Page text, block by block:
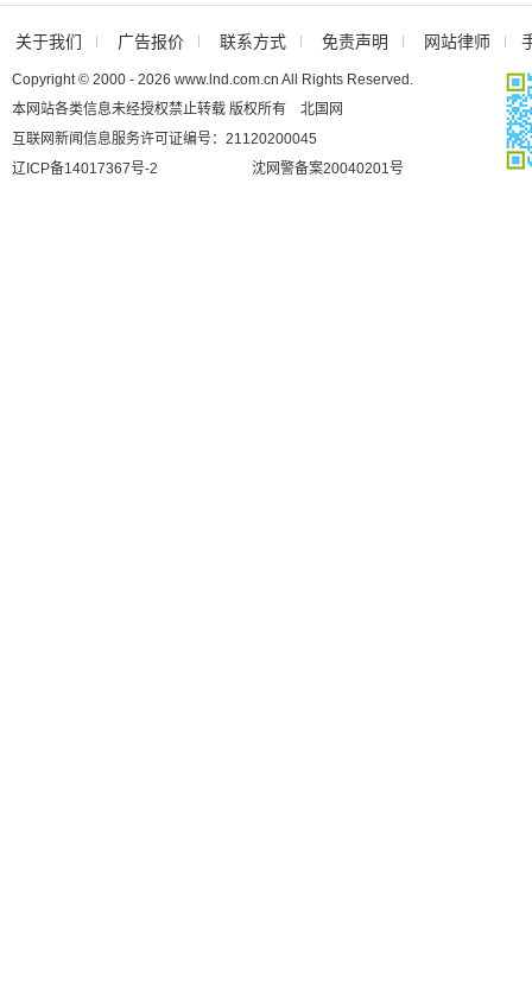
关于我们 广告报价 联系方式 免责声明 网站律师
Copyright © 2000 - 2026 www.lnd.com.cn All Rights Reserved.
本网站各类信息未经授权禁止转载 版权所有 北国网
互联网新闻信息服务许可证编号：21120200045
辽ICP备14017367号-2
沈网警备案20040201号